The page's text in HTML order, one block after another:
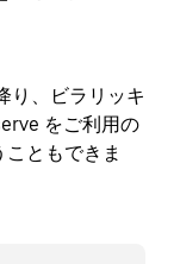
り、ビラリッキ
をご利用の
ともできま